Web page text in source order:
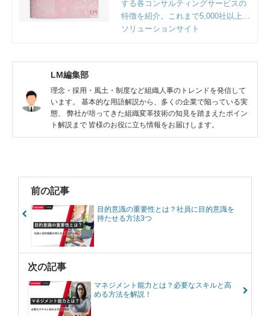
する各コンサルティングサービスの
特徴を紹介。これまで5,000社以上の
企業様のご支援をする中で明らかに
ソリューションサイト
LM編集部
理念・採用・風土・制度など組織人事のトレンドを発信して
います。 基本的な用語解説から、多くの企業で陥っている実
態、 弊社が培ってきた組織変革技術の知見を踏まえたポイン
ト解説まで 皆様のお役に立ち情報をお届けします。
前の記事
目的意識の重要性とは？社員に目的意識を
持たせる方法3つ
次の記事
マネジメント能力とは？必要なスキルと高
める方法を解説！